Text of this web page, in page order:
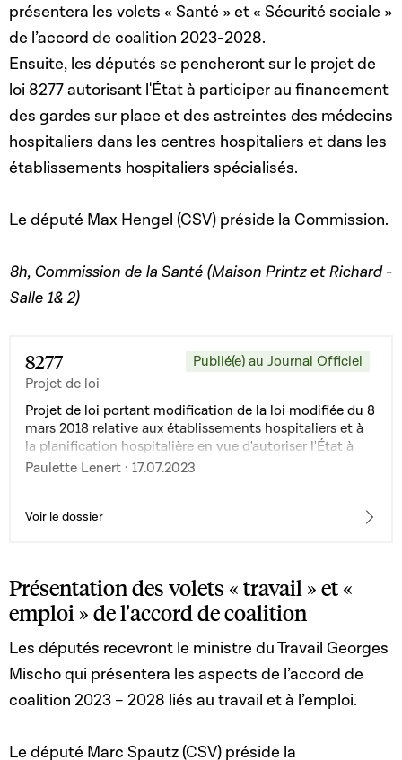
présentera les volets « Santé » et « Sécurité sociale »
de l’accord de coalition 2023-2028.
Ensuite, les députés se pencheront sur le projet de
loi 8277 autorisant l'État à participer au financement
des gardes sur place et des astreintes des médecins
hospitaliers dans les centres hospitaliers et dans les
établissements hospitaliers spécialisés.
Le député Max Hengel (CSV) préside la Commission.
8h, Commission de la Santé (Maison Printz et Richard -
Salle 1& 2)
8277
Projet de loi
Publié(e) au Journal Officiel
Projet de loi portant modification de la loi modifiée du 8
mars 2018 relative aux établissements hospitaliers et à
la planification hospitalière en vue d'autoriser l'État à
participer au financement des gardes et astreintes des
Paulette Lenert · 17.07.2023
Voir le dossier
Présentation des volets « travail » et «
emploi » de l'accord de coalition
Les députés recevront le ministre du Travail Georges
Mischo qui présentera les aspects de l’accord de
coalition 2023 – 2028 liés au travail et à l’emploi.
Le député Marc Spautz (CSV) préside la